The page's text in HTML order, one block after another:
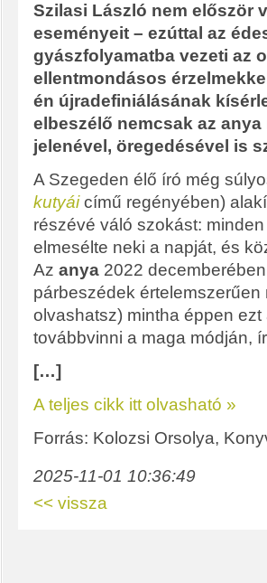
Szilasi László nem először
eseményeit – ezúttal az
gyászfolyamatba vezeti az
ellentmondásos
én újradefiniálásának
elbeszélő nemcsak az
jelenével, öregedésével is
A Szegeden élő író még
kutyáicímű regényében)
részévé váló szokást:
elmesélte neki a napját, és
Az anya 2022
párbeszédek
olvashatsz) mintha éppen
továbbvinni a maga módján,
[…]
A teljes cikk itt olvasható »
Forrás: Kolozsi Orsolya,
2025-11-01 10:36:49
<< vissza